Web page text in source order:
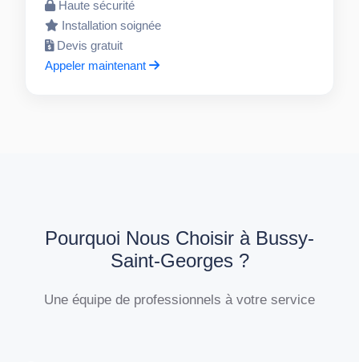
Haute sécurité
Installation soignée
Devis gratuit
Appeler maintenant
Pourquoi Nous Choisir à Bussy-
Saint-Georges ?
Une équipe de professionnels à votre service